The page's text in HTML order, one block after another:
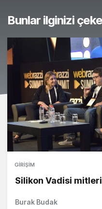
Bunlar ilginizi
GIRIŞIM
Silikon Vadisi
Burak Budak